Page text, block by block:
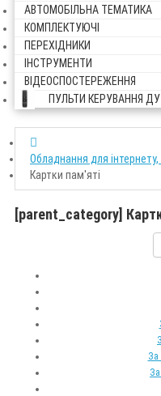
АВТОМОБІЛЬНА ТЕМАТИКА
КОМПЛЕКТУЮЧІ
ПЕРЕХІДНИКИ
ІНСТРУМЕНТИ
ВІДЕОСПОСТЕРЕЖЕННЯ
ПУЛЬТИ КЕРУВАННЯ ДУ
Обладнання для
Картки пам'яті
[parent_category]
За